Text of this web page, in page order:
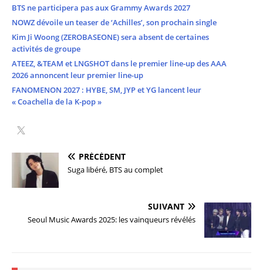
BTS ne participera pas aux Grammy Awards 2027
NOWZ dévoile un teaser de ‘Achilles’, son prochain single
Kim Ji Woong (ZEROBASEONE) sera absent de certaines
activités de groupe
ATEEZ, &TEAM et LNGSHOT dans le premier line-up des AAA
2026 annoncent leur premier line-up
FANOMENON 2027 : HYBE, SM, JYP et YG lancent leur
« Coachella de la K-pop »
PRÉCÉDENT
Suga libéré, BTS au complet
SUIVANT
Seoul Music Awards 2025: les vainqueurs révélés